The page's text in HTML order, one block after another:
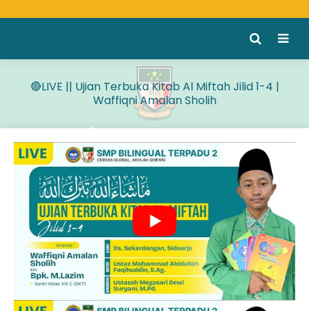
🔴LIVE || Ujian Terbuka Kitab Al Miftah Jilid 1-4 |
Waffiqni Amalan Sholih